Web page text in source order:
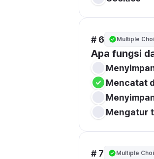
# 6 Multiple
Apa fungsi
Mencatat
Mengatur
# 7 Multiple